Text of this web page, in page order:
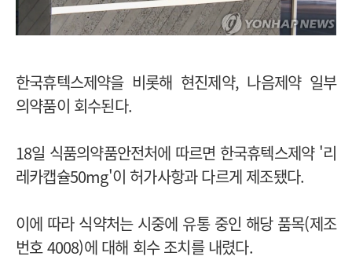
한국휴텍스제약을 비롯해 현진제약, 나음제약 일부
의약품이 회수된다.
18일 식품의약품안전처에 따르면 한국휴텍스제약 '리
레카캡슐50mg'이 허가사항과 다르게 제조됐다.
이에 따라 식약처는 시중에 유통 중인 해당 품목(제조
번호 4008)에 대해 회수 조치를 내렸다.